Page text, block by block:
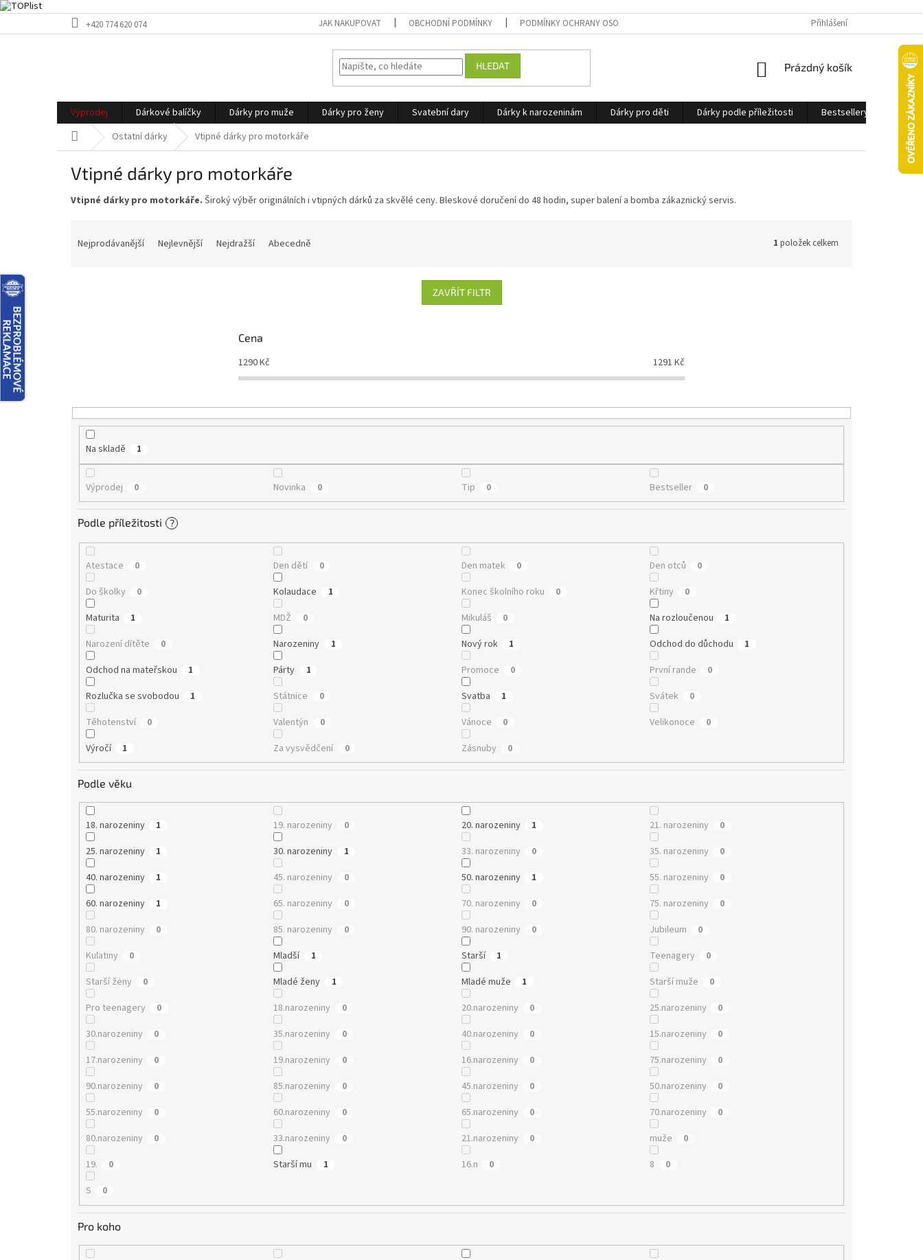
na
+420 774 620 074 JAK NAKUPOVAT OBCHODNÍ PODMÍNKY PODMÍNKY OCHRANY OSOBNÍCH ÚDAJŮ Přihlášení
HLEDAT
NÁKUPNÍ
Prázdný košík
Výprodej Dárkové balíčky Dárky pro muže Dárky pro ženy Svatební dary Dárky k narozeninám Dárky pro děti Dárky podle příležitosti Bestsellery
Domů Ostatní dárky Vtipné dárky pro motorkáře
Vtipné dárky pro motorkáře
Vtipné dárky pro motorkáře. Široký výběr originálních i vtipných dárků za skvělé ceny. Bleskové doručení do 48 hodin, super balení a bomba zákaznický servis.
t
ů
Nejprodávanější Nejlevnější Nejdražší Abecedně 1 položek celkem
ZAVŘÍT FILTR
Cena
1290Kč 1291 Kč
Na skladě 1
Výprodej 0 Novinka 0 Tip 0 Bestseller 0
Podle příležitosti ?
Atestace 0 Den dětí 0 Den matek 0 Den otců 0
Do školky 0 Kolaudace 1 Konec školního roku 0 Křtiny 0
Maturita 1 MDŽ 0 Mikuláš 0 Na rozloučenou 1
Narození dítěte 0 Narozeniny 1 Nový rok 1 Odchod do důchodu 1
Odchod na mateřskou 1 Párty 1 Promoce 0 První rande 0
Rozlučka se svobodou 1 Státnice 0 Svatba 1 Svátek 0
Těhotenství 0 Valentýn 0 Vánoce 0 Velikonoce 0
Výročí 1 Za vysvědčení 0 Zásnuby 0
Podle věku
18. narozeniny 1 19. narozeniny 0 20. narozeniny 1 21. narozeniny 0
25. narozeniny 1 30. narozeniny 1 33. narozeniny 0 35. narozeniny 0
40. narozeniny 1 45. narozeniny 0 50. narozeniny 1 55. narozeniny 0
60. narozeniny 1 65. narozeniny 0 70. narozeniny 0 75. narozeniny 0
80. narozeniny 0 85. narozeniny 0 90. narozeniny 0 Jubileum 0
Kulatiny 0 Mladší 1 Starší 1 Teenagery 0
Starší ženy 0 Mladé ženy 1 Mladé muže 1 Starší muže 0
Pro teenagery 0 18.narozeniny 0 20.narozeniny 0 25.narozeniny 0
30.narozeniny 0 35.narozeniny 0 40.narozeniny 0 15.narozeniny 0
17.narozeniny 0 19.narozeniny 0 16.narozeniny 0 75.narozeniny 0
90.narozeniny 0 85.narozeniny 0 45.narozeniny 0 50.narozeniny 0
55.narozeniny 0 60.narozeniny 0 65.narozeniny 0 70.narozeniny 0
80.narozeniny 0 33.narozeniny 0 21.narozeniny 0 muže 0
19. 0 Starší mu 1 16.n 0 8 0
S 0
Pro koho